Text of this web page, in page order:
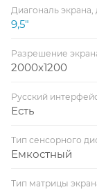
Диагональ
9,5"
Разрешение
2000x1200
Русский
Есть
Тип сенсорного
Емкостный
Тип матрицы